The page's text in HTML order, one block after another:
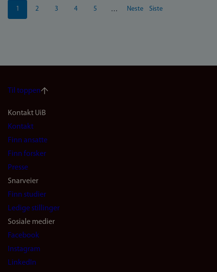
Sider
Nåværende
side
1 Side
2 Side
3 Side
4 Side
5 …
Neste
Neste
Siste
Siste
Til toppen
Footer
navigation
(no)
Kontakt UiB
Kontakt
Finn ansatte
Finn forsker
Presse
Snarveier
Finn studier
Ledige stillinger
Sosiale medier
Facebook
Instagram
LinkedIn